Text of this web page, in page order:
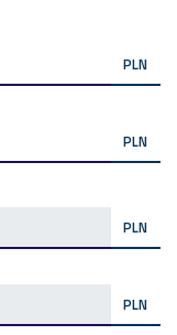
PLN
PLN
PLN
PLN